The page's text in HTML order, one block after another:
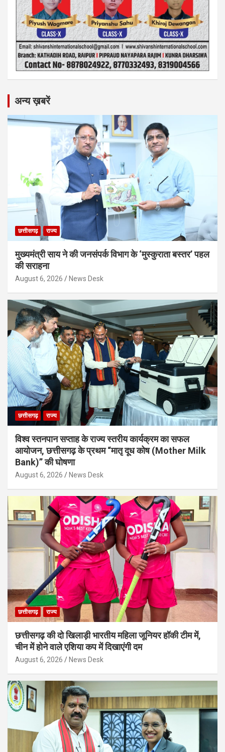
अन्य ख़बरें
छत्तीसगढ़ राज्य
मुख्यमंत्री साय ने की जनसंपर्क विभाग के ‘मुस्कुराता बस्तर’ पहल
की सराहना
August 6, 2026 News Desk
छत्तीसगढ़ राज्य
विश्व स्तनपान सप्ताह के राज्य स्तरीय कार्यक्रम का सफल
आयोजन, छत्तीसगढ़ के प्रथम “मातृ दूध कोष (Mother Milk
Bank)” की घोषणा
August 6, 2026 News Desk
छत्तीसगढ़ राज्य
छत्तीसगढ़ की दो खिलाड़ी भारतीय महिला जूनियर हॉकी टीम में,
चीन में होने वाले एशिया कप में दिखाएंगी दम
August 6, 2026 News Desk